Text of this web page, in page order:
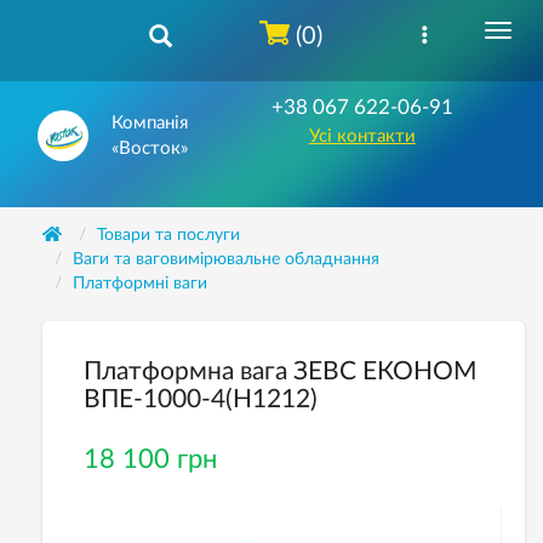
Компанія
«Восток»
+38 067 622-06-91
Усі контакти
(0)
Товари та послуги
Ваги та ваговимірювальне обладнання
Платформні ваги
Платформна вага ЗЕВС ЕКОНОМ
ВПЕ-1000-4(H1212)
18 100 грн